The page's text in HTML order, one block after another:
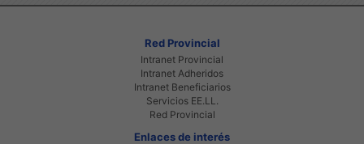
Red Provincial
Intranet Provincial
Intranet Adheridos
Intranet Beneficiarios
Servicios EE.LL.
Red Provincial
Enlaces de interés